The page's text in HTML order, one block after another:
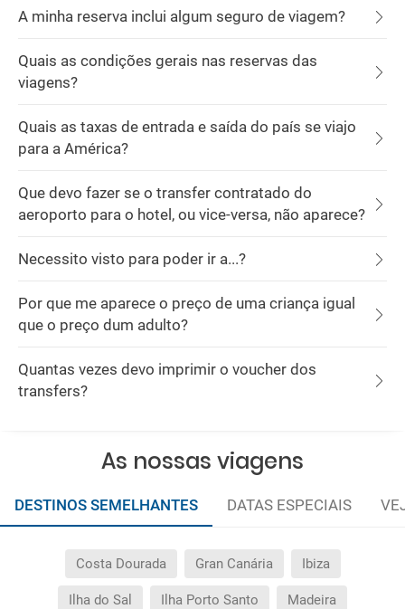
A minha reserva inclui algum seguro de viagem?
Quais as condições gerais nas reservas das
viagens?
Quais as taxas de entrada e saída do país se viajo
para a América?
Que devo fazer se o transfer contratado do
aeroporto para o hotel, ou vice-versa, não aparece?
Necessito visto para poder ir a...?
Por que me aparece o preço de uma criança igual
que o preço dum adulto?
Quantas vezes devo imprimir o voucher dos
transfers?
As nossas viagens
DESTINOS SEMELHANTES DATAS ESPECIAIS
Costa Dourada Gran Canária Ibiza
Ilha do Sal Ilha Porto Santo Madeira